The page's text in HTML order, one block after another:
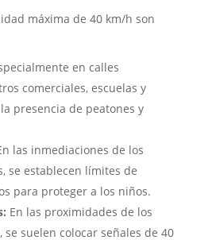
máxima de 40 km/h son
en calles
comerciales, escuelas y
presencia de peatones y
las inmediaciones de los
se establecen límites de
para proteger a los niños.
En las proximidades de los
se suelen colocar señales de 40